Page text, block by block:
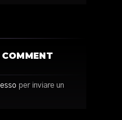
per inviare un